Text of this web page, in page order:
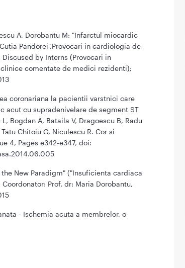
A, Dorobantu M: "Infarctul miocardic
Pandorei",Provocari in cardiologia de
by Interns (Provocari in
comentate de medici rezidenti);
coronariana la pacientii varstnici care
acut cu supradenivelare de segment ST
Bogdan A, Bataila V, Dragoescu B, Radu
Chitoiu G, Niculescu R. Cor si
4, Pages e342-e347, doi:
New Paradigm" ("Insuficienta cardiaca
Prof. dr: Maria Dorobantu,
- Ischemia acuta a membrelor, o